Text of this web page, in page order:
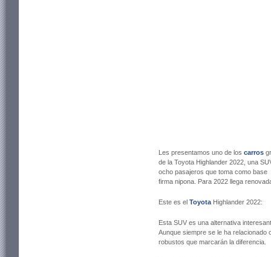
Les presentamos uno de los carros
de la Toyota Highlander 2022, una
ocho pasajeros que toma como base
firma nipona. Para 2022 llega
Este es el Toyota Highlander 2022:
Esta SUV es una alternativa
Aunque siempre se le ha relacionado
robustos que marcarán la diferencia.